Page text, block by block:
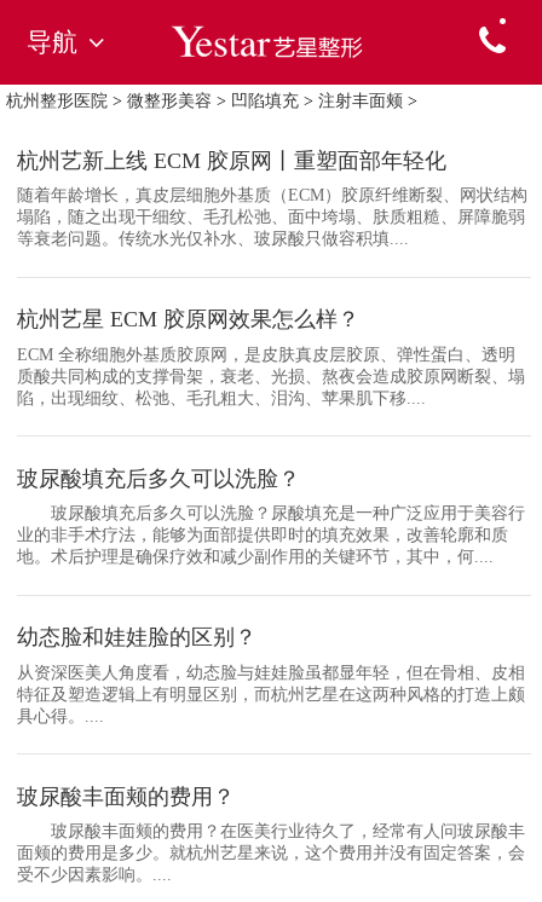
导航
杭州整形医院 > 微整形美容 > 凹陷填充 > 注射丰面颊 >
杭州艺新上线 ECM 胶原网丨重塑面部年轻化
随着年龄增长，真皮层细胞外基质（ECM）胶原纤维断裂、网状结构
塌陷，随之出现干细纹、毛孔松弛、面中垮塌、肤质粗糙、屏障脆弱
等衰老问题。传统水光仅补水、玻尿酸只做容积填....
杭州艺星 ECM 胶原网效果怎么样？
ECM 全称细胞外基质胶原网，是皮肤真皮层胶原、弹性蛋白、透明
质酸共同构成的支撑骨架，衰老、光损、熬夜会造成胶原网断裂、塌
陷，出现细纹、松弛、毛孔粗大、泪沟、苹果肌下移....
玻尿酸填充后多久可以洗脸？
玻尿酸填充后多久可以洗脸？尿酸填充是一种广泛应用于美容行
业的非手术疗法，能够为面部提供即时的填充效果，改善轮廓和质
地。术后护理是确保疗效和减少副作用的关键环节，其中，何....
幼态脸和娃娃脸的区别？
从资深医美人角度看，幼态脸与娃娃脸虽都显年轻，但在骨相、皮相
特征及塑造逻辑上有明显区别，而杭州艺星在这两种风格的打造上颇
具心得。....
玻尿酸丰面颊的费用？
玻尿酸丰面颊的费用？在医美行业待久了，经常有人问玻尿酸丰
面颊的费用是多少。就杭州艺星来说，这个费用并没有固定答案，会
受不少因素影响。....